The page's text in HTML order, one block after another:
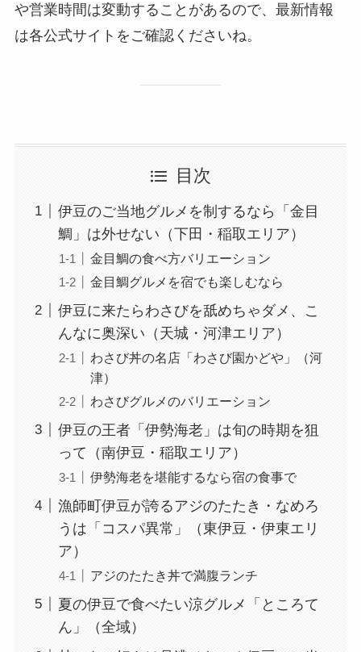
や営業時間は変動することがあるので、最新情報
は各公式サイトをご確認くださいね。
目次
伊豆のご当地グルメを制するなら「金目
鯛」は外せない（下田・稲取エリア）
金目鯛の食べ方バリエーション
金目鯛グルメを宿でも楽しむなら
伊豆に来たらわさびを舐めちゃダメ、こ
んなに奥深い（天城・河津エリア）
わさび丼の名店「わさび園かどや」（河
津）
わさびグルメのバリエーション
伊豆の王者「伊勢海老」は旬の時期を狙
って（南伊豆・稲取エリア）
伊勢海老を堪能するなら宿の食事で
漁師町伊豆が誇るアジのたたき・なめろ
うは「コスパ異常」（東伊豆・伊東エリ
ア）
アジのたたき丼で満腹ランチ
夏の伊豆で食べたい涼グルメ「ところて
ん」（全域）